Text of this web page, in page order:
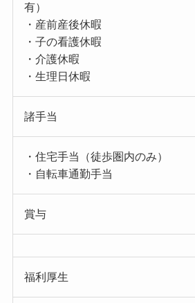
有）
・産前産後休暇
・子の看護休暇
・介護休暇
・生理日休暇
諸手当
・住宅手当（徒歩圏内のみ）
・自転車通勤手当
賞与
福利厚生